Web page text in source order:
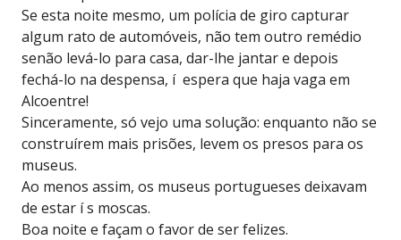
Se esta noite mesmo, um polícia de giro capturar
algum rato de automóveis, não tem outro remédio
senão levá-lo para casa, dar-lhe jantar e depois
fechá-lo na despensa, í espera que haja vaga em
Alcoentre!
Sinceramente, só vejo uma solução: enquanto não se
construírem mais prisões, levem os presos para os
museus.
Ao menos assim, os museus portugueses deixavam
de estar í s moscas.
Boa noite e façam o favor de ser felizes.